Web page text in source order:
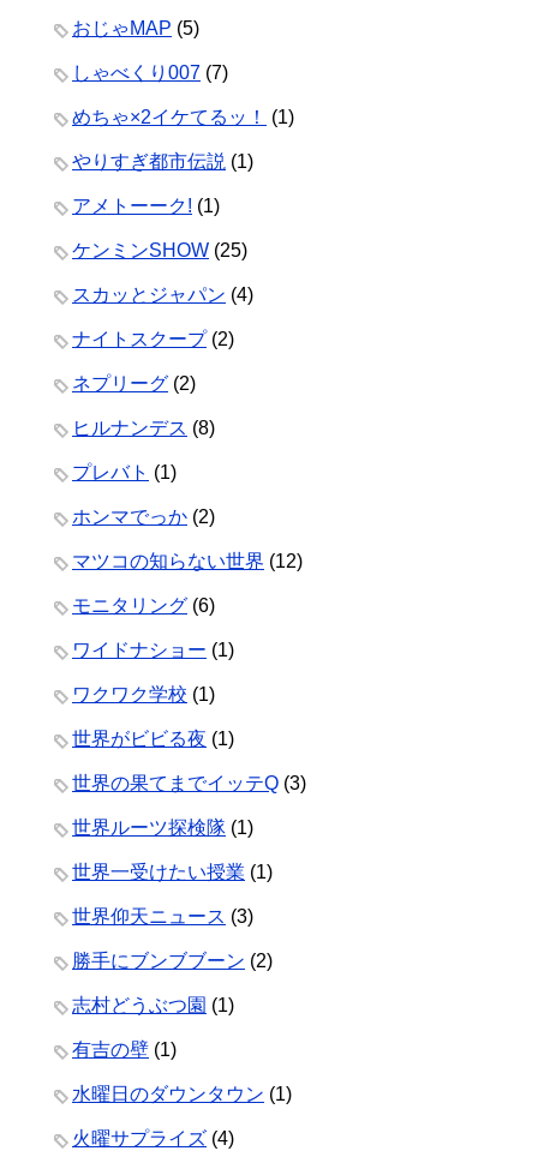
おじゃMAP (5)
しゃべくり007 (7)
めちゃ×2イケてるッ！ (1)
やりすぎ都市伝説 (1)
アメトーーク! (1)
ケンミンSHOW (25)
スカッとジャパン (4)
ナイトスクープ(2)
ネプリーグ (2)
ヒルナンデス (8)
プレバト (1)
ホンマでっか (2)
マツコの知らない世界 (12)
モニタリング (6)
ワイドナショー (1)
ワクワク学校 (1)
世界がビビる夜 (1)
世界の果てまでイッテQ (3)
世界ルーツ探検隊 (1)
世界一受けたい授業 (1)
世界仰天ニュース (3)
勝手にブンブブーン (2)
志村どうぶつ園 (1)
有吉の壁 (1)
水曜日のダウンタウン (1)
火曜サプライズ (4)